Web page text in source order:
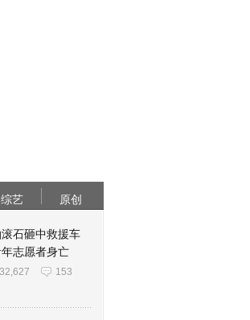
综艺 原创
石砸中救援车
志愿者身亡
153